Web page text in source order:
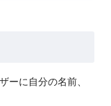
ーに自分の名前、